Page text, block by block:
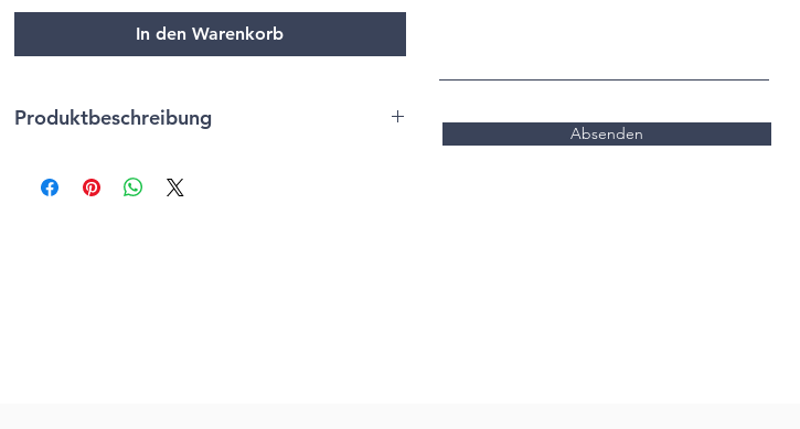
In den Warenkorb
Produktbeschreibung
* pflazlicher Alkohol
Absenden